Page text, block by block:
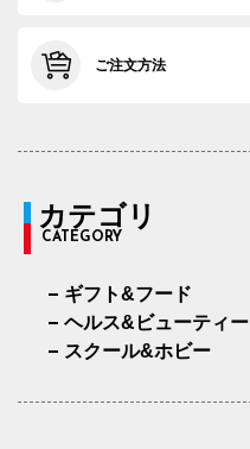
ご注文方法
カテゴリ
CATEGORY
ギフト&フード
ヘルス&ビューティー
スクール&ホビー